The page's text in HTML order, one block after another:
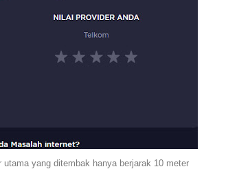
yang ditembak hanya berjarak 10 meter